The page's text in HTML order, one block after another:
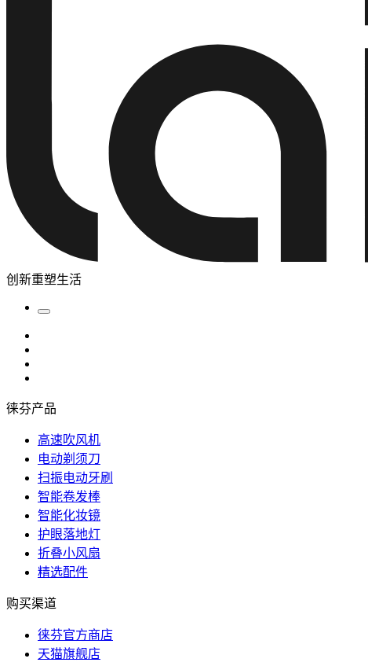
创新重塑生活
徕芬产品
高速吹风机
电动剃须刀
扫振电动牙刷
智能卷发棒
智能化妆镜
护眼落地灯
折叠小风扇
精选配件
购买渠道
徕芬官方商店
天猫旗舰店